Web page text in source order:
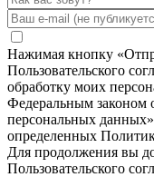
Нажимая кнопку
Пользовательского
обработку моих
Федеральным законом
персональных
определенных
Для продолжения вы
Пользовательского